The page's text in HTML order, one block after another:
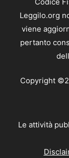
Leggilo.org
viene
pertanto
Copyright
Le attività